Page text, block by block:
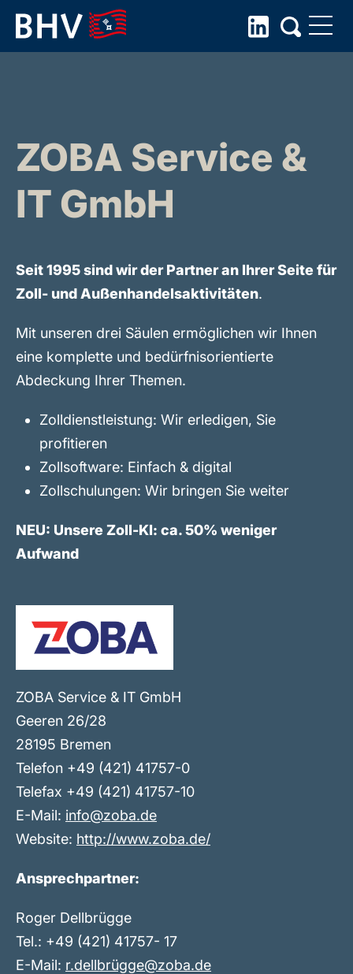
Skip
ZOBA Service &
IT GmbH
Seit 1995 sind wir der Partner an Ihrer Seite für
Zoll- und Außenhandelsaktivitäten.
Mit unseren drei Säulen ermöglichen wir Ihnen
eine komplette und bedürfnisorientierte
Abdeckung Ihrer Themen.
Zolldienstleistung: Wir erledigen, Sie
profitieren
Zollsoftware: Einfach & digital
Zollschulungen: Wir bringen Sie weiter
NEU: Unsere Zoll-KI: ca. 50% weniger
Aufwand
ZOBA Service & IT GmbH
Geeren 26/28
28195 Bremen
Telefon +49 (421) 41757-0
Telefax +49 (421) 41757-10
E-Mail: info@zoba.de
Website: http://www.zoba.de/
Ansprechpartner:
Roger Dellbrügge
Tel.: +49 (421) 41757- 17
E-Mail: r.dellbrügge@zoba.de